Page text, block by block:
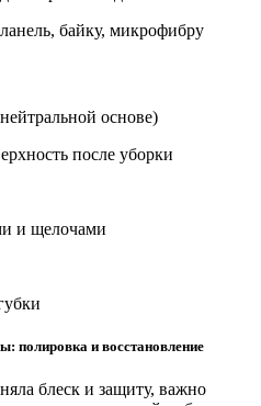
байку, микрофибру
основе)
после уборки
и щелочами
полировка и восстановление
блеск и защиту, важно